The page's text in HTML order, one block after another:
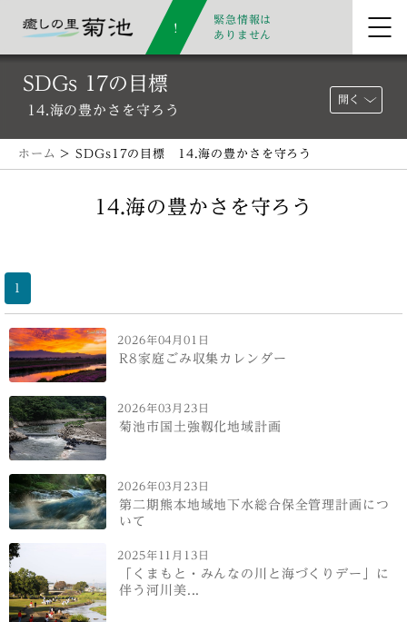
緊急情報は
ありません
SDGs 17の目標
14.海の豊かさを守ろう
開く
ホーム > SDGs17の目標 14.海の豊かさを守ろう
14.海の豊かさを守ろう
1
2026年04月01日
R8家庭ごみ収集カレンダー
2026年03月23日
菊池市国土強靱化地域計画
2026年03月23日
第二期熊本地域地下水総合保全管理計画につ
いて
2025年11月13日
「くまもと・みんなの川と海づくりデー」に
伴う河川美...